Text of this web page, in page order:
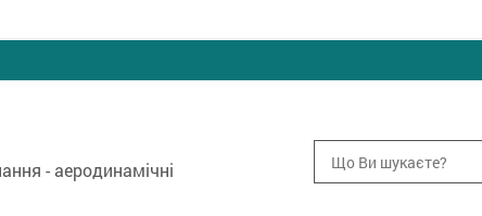
- аеродинамічні